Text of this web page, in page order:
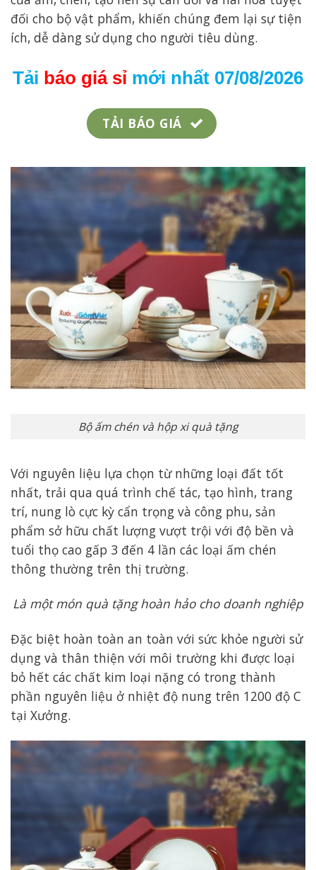
đối cho bộ vật phẩm, khiến chúng đem lại sự tiện
ích, dễ dàng sử dụng cho người tiêu dùng.
Tải báo giá sỉ mới nhất 07/08/2026
TẢI BÁO GIÁ
Bộ ấm chén và hộp xi quà tặng
Với nguyên liệu lựa chọn từ những loại đất tốt
nhất, trải qua quá trình chế tác, tạo hình, trang
trí, nung lò cực kỳ cẩn trọng và công phu, sản
phẩm sở hữu chất lượng vượt trội với độ bền và
tuổi thọ cao gấp 3 đến 4 lần các loại ấm chén
thông thường trên thị trường.
Là một món quà tặng hoàn hảo cho doanh nghiệp
Đặc biệt hoàn toàn an toàn với sức khỏe người sử
dụng và thân thiện với môi trường khi được loại
bỏ hết các chất kim loại nặng có trong thành
phần nguyên liệu ở nhiệt độ nung trên 1200 độ C
tại Xưởng.